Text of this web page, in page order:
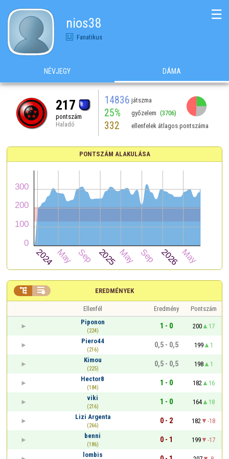
nios38
Fanatikus
☰
NÉVJEGY DÁMA
217
pontszám
Haladó
14836 játszma
25% győzelem (3706)
332 ellenfelek átlagos pontszáma
PONTSZÁM ALAKULÁSA
EREDMÉNYEK
 
Ellenfél Eredmény
Pontszám
Piponon
(224)
1 - 0 200
17
Piero44
(216)
0,5 - 0,5 199
1
Kimou
(225)
0,5 - 0,5 198
1
Hector8
(184)
1 - 0 182
16
viki
(216)
1 - 0 164
18
Lizi Argenta
(266)
0 - 2 182
-18
benni
(186)
0 - 1 199
-17
lombis